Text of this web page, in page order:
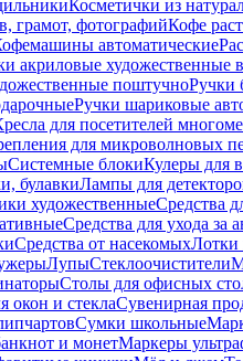
Косметички из
грамот, фотографийКофе
автоматические
акриловые художественные
поштучноРучки
Ручки шариковые
для посетителей
для микроволновых
Системные блокиКулеры для
булавкиЛампы для
художественныеСредства
Средства для ухода за
Средства от насекомыхЛотки
ЛупыСтеклоочистители
Столы для офисных
окон и стеклаСувенирная
Сумки школьные
и монетМаркеры